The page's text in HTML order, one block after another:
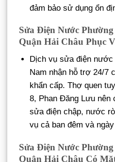
đảm bảo sử dụng ổn
Sửa Điện Nước
Quận Hải Châu Phục
Dịch vụ sửa điện
Nam nhận hỗ trợ 24/7
khẩn cấp. Thợ quen
8, Phan Đăng Lưu nên
sửa điện chập, nước
vụ cả ban đêm và
Sửa Điện Nước
Quận Hải Châu Có